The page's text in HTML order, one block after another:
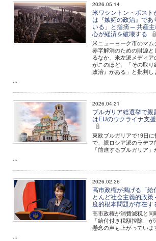
2026.05.14
米ワシントン・ポス
は『嫉妬の政治』であ
いる」と指摘 ─ 共産
心が経済を破壊する
米ニューヨーク市のマ
赤字解消のための財源
るなか、米左派メディ
がこのほど、「その取
政治』がある」と批判し
...
2026.04.21
ブルガリア総選挙で
はEUのウクライナ支
東欧ブルガリアで19日
で、親ロシア派のラデ
「前進するブルガリア」
...
2026.02.26
高市政権が掲げる「給
とんど社会主義的政
度的根本問題が存在す
高市政権が消費減税と
「給付付き税額控除」
懸念の声も上がっていま
...